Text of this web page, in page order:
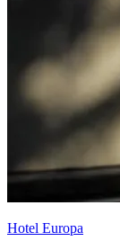
Hotel Europa